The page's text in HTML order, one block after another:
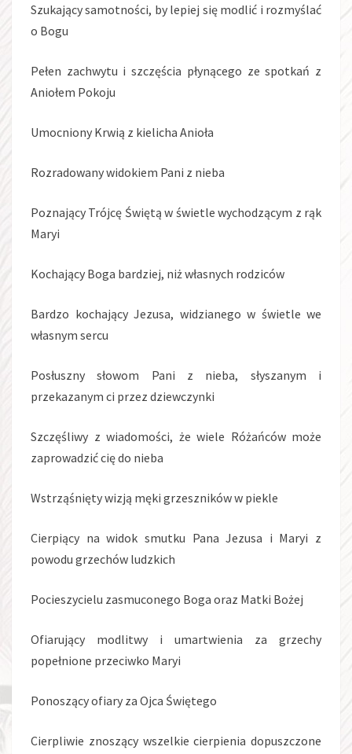
Szukający samotności, by lepiej się modlić i rozmyślać
o Bogu
Pełen zachwytu i szczęścia płynącego ze spotkań z
Aniołem Pokoju
Umocniony Krwią z kielicha Anioła
Rozradowany widokiem Pani z nieba
Poznający Trójcę Świętą w świetle wychodzącym z rąk
Maryi
Kochający Boga bardziej, niż własnych rodziców
Bardzo kochający Jezusa, widzianego w świetle we
własnym sercu
Posłuszny słowom Pani z nieba, słyszanym i
przekazanym ci przez dziewczynki
Szczęśliwy z wiadomości, że wiele Różańców może
zaprowadzić cię do nieba
Wstrząśnięty wizją męki grzeszników w piekle
Cierpiący na widok smutku Pana Jezusa i Maryi z
powodu grzechów ludzkich
Pocieszycielu zasmuconego Boga oraz Matki Bożej
Ofiarujący modlitwy i umartwienia za grzechy
popełnione przeciwko Maryi
Ponoszący ofiary za Ojca Świętego
Cierpliwie znoszący wszelkie cierpienia dopuszczone